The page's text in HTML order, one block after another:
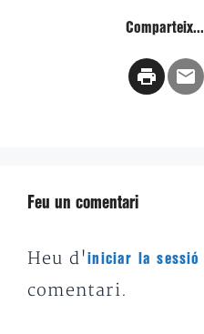
Comparteix...
Feu un comentari
Heu d'iniciar la sessió
comentari.